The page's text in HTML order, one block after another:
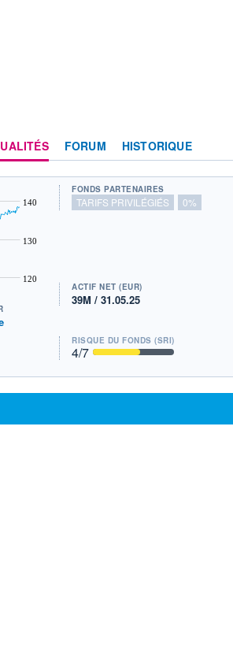
FORUM HISTORIQUE
120
130
140
FONDS PARTENAIRES
TARIFS PRIVILÉGIÉS 0%
ACTIF NET (EUR)
39M / 31.05.25
RISQUE DU FONDS (SRI)
4/7